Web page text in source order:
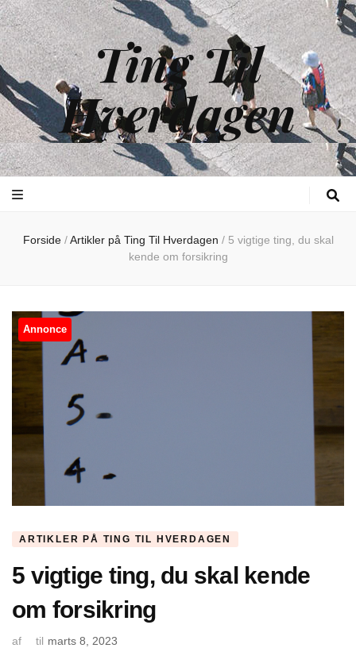
Ting Til
Hverdagen
Forside / Artikler på Ting Til Hverdagen / 5 vigtige ting, du skal
kende om forsikring
Annonce
ARTIKLER PÅ TING TIL HVERDAGEN
5 vigtige ting, du skal kende
om forsikring
af til marts 8, 2023